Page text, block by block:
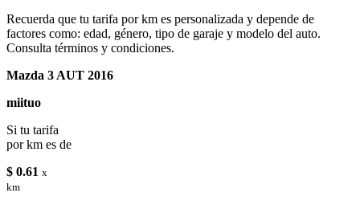
Recuerda que tu tarifa por km es personalizada y depende de
factores como: edad, género, tipo de garaje y modelo del auto.
Consulta términos y condiciones.
Mazda 3 AUT 2016
miituo
Si tu tarifa
por km es de
$ 0.61 x
km